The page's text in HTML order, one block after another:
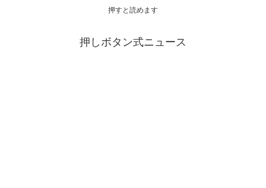
押すと読めます
押しボタン式ニュース